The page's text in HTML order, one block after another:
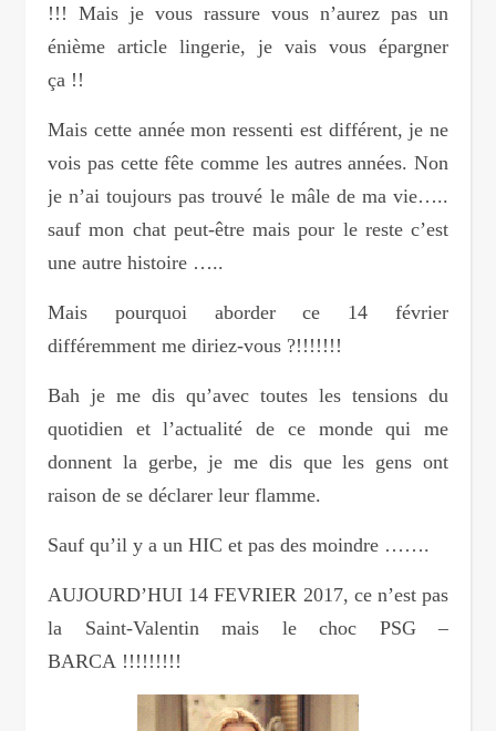
!!! Mais je vous rassure vous n’aurez pas un
énième article lingerie, je vais vous épargner
ça !!
Mais cette année mon ressenti est différent, je ne
vois pas cette fête comme les autres années. Non
je n’ai toujours pas trouvé le mâle de ma vie…..
sauf mon chat peut-être mais pour le reste c’est
une autre histoire …..
Mais pourquoi aborder ce 14 février
différemment me diriez-vous ?!!!!!!!
Bah je me dis qu’avec toutes les tensions du
quotidien et l’actualité de ce monde qui me
donnent la gerbe, je me dis que les gens ont
raison de se déclarer leur flamme.
Sauf qu’il y a un HIC et pas des moindre …….
AUJOURD’HUI 14 FEVRIER 2017, ce n’est pas
la Saint-Valentin mais le choc PSG –
BARCA !!!!!!!!!